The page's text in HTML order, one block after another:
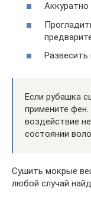
Развесить
Если рубашка
примените
воздействие
состоянии
Сушить мокрые
любой случай